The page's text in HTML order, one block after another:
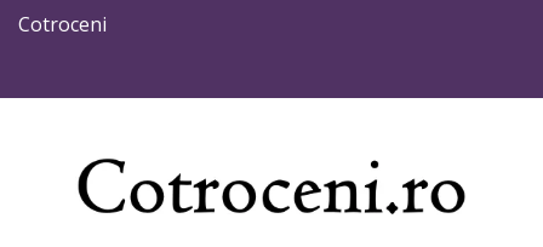
Cotroceni